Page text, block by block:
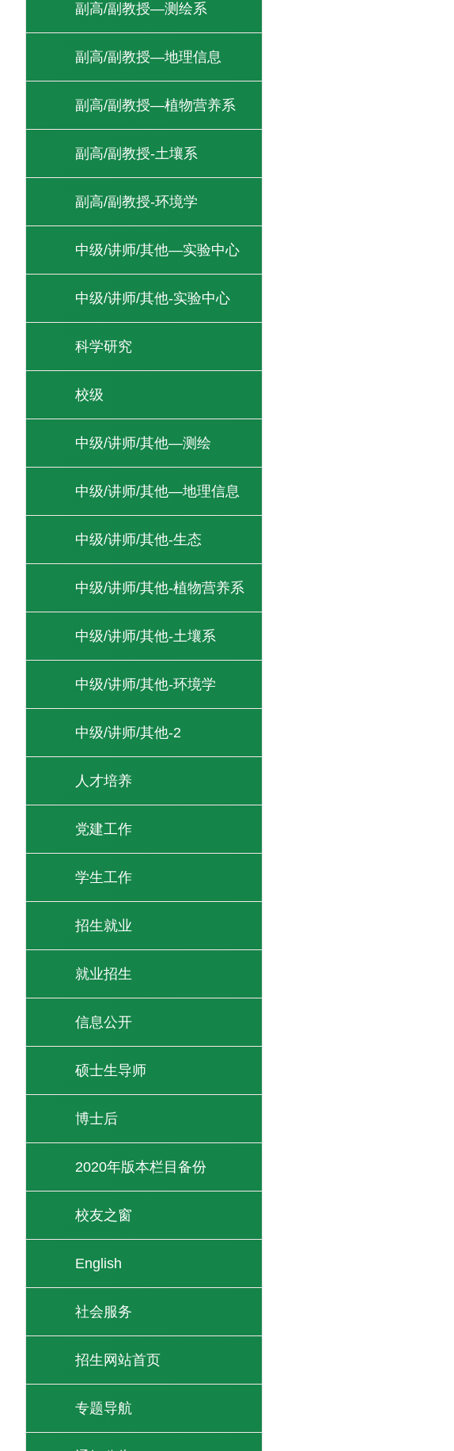
副高/副教授—测绘系
副高/副教授—地理信息
副高/副教授—植物营养系
副高/副教授-土壤系
副高/副教授-环境学
中级/讲师/其他—实验中心
中级/讲师/其他-实验中心
科学研究
校级
中级/讲师/其他—测绘
中级/讲师/其他—地理信息
中级/讲师/其他-生态
中级/讲师/其他-植物营养系
中级/讲师/其他-土壤系
中级/讲师/其他-环境学
中级/讲师/其他-2
人才培养
党建工作
学生工作
招生就业
就业招生
信息公开
硕士生导师
博士后
2020年版本栏目备份
校友之窗
English
社会服务
招生网站首页
专题导航